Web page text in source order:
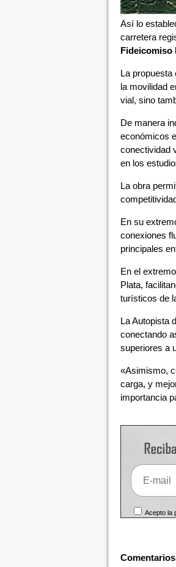
Así lo
carretera
Fideicomiso
La propuesta
la movilidad
vial, sino
De manera
económicos
conectividad
en los
La obra
En su
conexiones
principales
En el
Plata,
turísticos de
La Autopista
conectando
superiores a
«Asimismo,
carga, y
importancia
Acepto la
Comentarios